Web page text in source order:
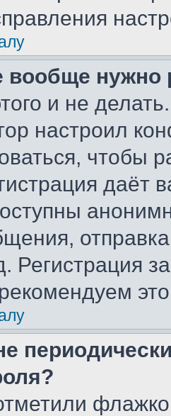
вообще нужно
и не
настроил
чтобы
даёт
Регистрация